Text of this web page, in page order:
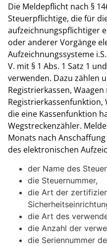
Die Meldepflicht nach §
Steuerpflichtige, die für
aufzeichnungspflichtiger
oder anderer Vorgänge
Aufzeichnungssysteme
V. mit § 1 Abs. 1 Satz 1
verwenden. Dazu zählen
Registrierkassen,
die eine Kassenfunktion
Wegstreckenzähler.
Monats nach
des elektronischen
der Name des
die Steuernummer,
die Art der
die Art des
die Anzahl der
die Seriennummer